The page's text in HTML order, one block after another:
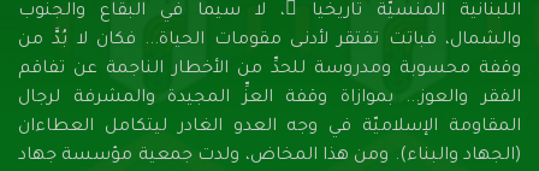
اللبنانية المنسيّة تاريخيا ً، لا سيما في البقاع والجنوب
والشمال، فباتت تفتقر لأدنـى مقومات الحياة... فكان لا بُدَّ من
وقفة محسوبة ومدروسة للحدِّ من الأخطار الناجمة عن تفاقم
الفقر والعوز... بموازاة وقفة العزِّ المجيدة والمشرفة لرجال
المقاومة الإسلاميّة في وجه العدو الغادر ليتكامل العطاءان
(الجهاد والبناء). ومن هذا المخاض، ولدت جمعية مؤسسة جهاد